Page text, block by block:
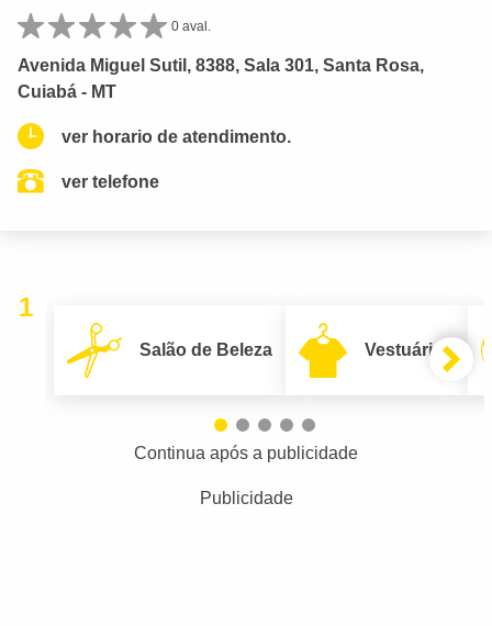
0 aval.
Avenida Miguel Sutil, 8388, Sala 301, Santa Rosa,
Cuiabá - MT
ver horario de atendimento.
ver telefone
1
Salão de Beleza Vestuário
Continua após a publicidade
Publicidade